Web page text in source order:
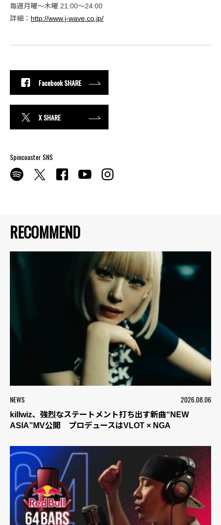
RECOMMEND
NEWS 2026.08.06
killwiz、強烈なステートメント打ち出す新曲“NEW
ASIA”MV公開 プロデュースはVLOT × NGA
毎週月曜～木曜 21:00～24:00
詳細： http://www.j-wave.co.jp/
Facebook SHARE
X SHARE
Spincoaster SNS